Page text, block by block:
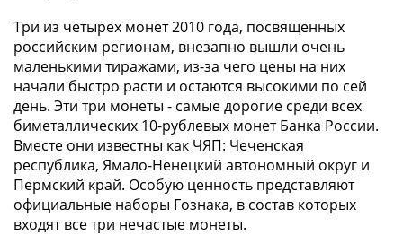
Три из четырех монет 2010 года, посвященных
российским регионам, внезапно вышли очень
маленькими тиражами, из-за чего цены на них
начали быстро расти и остаются высокими по сей
день. Эти три монеты - самые дорогие среди всех
биметаллических 10-рублевых монет Банка России.
Вместе они известны как ЧЯП: Чеченская
республика, Ямало-Ненецкий автономный округ и
Пермский край. Особую ценность представляют
официальные наборы Гознака, в состав которых
входят все три нечастые монеты.